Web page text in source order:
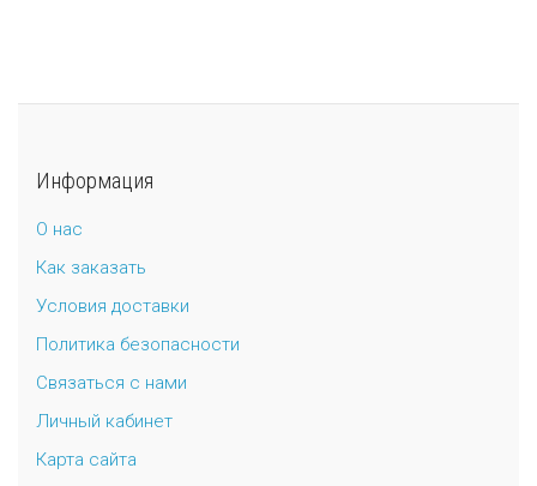
Информация
О нас
Как заказать
Условия доставки
Политика безопасности
Связаться с нами
Личный кабинет
Карта сайта